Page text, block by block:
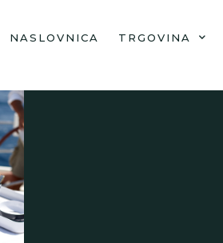
NASLOVNICA TRGOVINA